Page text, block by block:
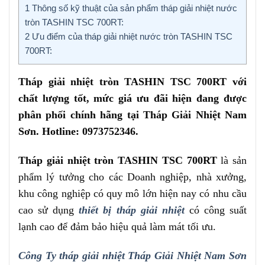
1 Thông số kỹ thuật của sản phẩm tháp giải nhiệt nước
tròn TASHIN TSC 700RT:
2 Ưu điểm của tháp giải nhiệt nước tròn TASHIN TSC
700RT:
Tháp giải nhiệt tròn TASHIN TSC 700RT với
chất lượng tốt, mức giá ưu đãi hiện đang được
phân phối chính hãng tại Tháp Giải Nhiệt Nam
Sơn. Hotline: 0973752346.
Tháp giải nhiệt tròn TASHIN TSC 700RTlà sản
phẩm lý tưởng cho các Doanh nghiệp, nhà xưởng,
khu công nghiệp có quy mô lớn hiện nay có nhu cầu
cao sử dụngthiết bị tháp giải nhiệtcó công suất
lạnh cao để đảm bảo hiệu quả làm mát tối ưu.
Công Ty tháp giải nhiệt Tháp Giải Nhiệt Nam Sơn